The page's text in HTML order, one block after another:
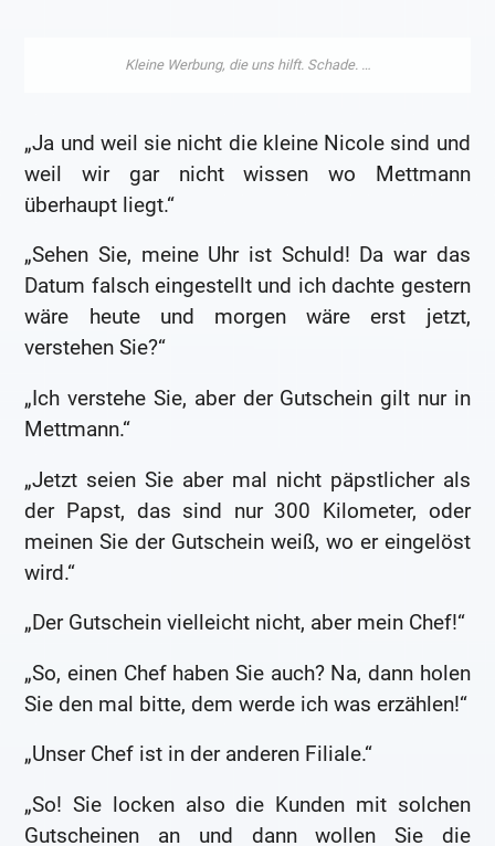
„Ja und weil sie nicht die kleine Nicole sind und
weil wir gar nicht wissen wo Mettmann
überhaupt liegt.“
„Sehen Sie, meine Uhr ist Schuld! Da war das
Datum falsch eingestellt und ich dachte gestern
wäre heute und morgen wäre erst jetzt,
verstehen Sie?“
„Ich verstehe Sie, aber der Gutschein gilt nur in
Mettmann.“
„Jetzt seien Sie aber mal nicht päpstlicher als
der Papst, das sind nur 300 Kilometer, oder
meinen Sie der Gutschein weiß, wo er eingelöst
wird.“
„Der Gutschein vielleicht nicht, aber mein Chef!“
„So, einen Chef haben Sie auch? Na, dann holen
Sie den mal bitte, dem werde ich was erzählen!“
„Unser Chef ist in der anderen Filiale.“
„So! Sie locken also die Kunden mit solchen
Gutscheinen an und dann wollen Sie die